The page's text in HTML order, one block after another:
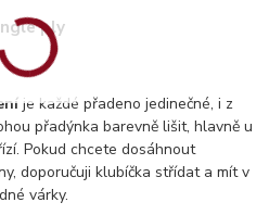
ply
je každé přadeno jedinečné, i z
přadýnka barevně lišit, hlavně u
Pokud chcete dosáhnout
doporučuji klubíčka střídat a mít v
várky.